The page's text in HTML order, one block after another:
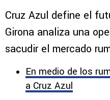
Cruz Azul define el
Girona analiza una
sacudir el mercado
En medio de los
a Cruz Azul